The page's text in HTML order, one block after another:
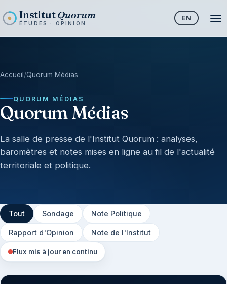
InstitutQuorum
ÉTUDES · OPINION
EN
Accueil /Quorum Médias
QUORUM MÉDIAS
Quorum Médias
La salle de presse de l'Institut Quorum : analyses,
baromètres et notes mises en ligne au fil de l'actualité
territoriale et politique.
Tout Sondage Note Politique
Rapport d'Opinion Note de l'Institut
Flux mis à jour en continu